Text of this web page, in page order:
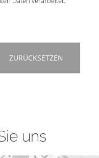
ZURÜCKSETZEN
uns